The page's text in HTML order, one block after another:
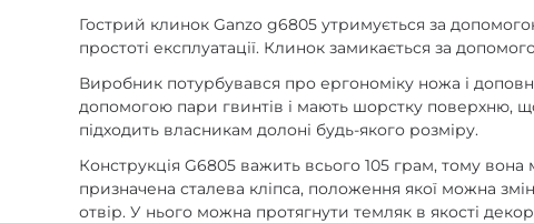
Гострий клинок Ganzo g6805 утримується за
простоті експлуатації. Клинок замикається за
Виробник потурбувався про ергономіку ножа і
допомогою пари гвинтів і мають шорстку поверхню,
підходить власникам долоні будь-якого розміру.
Конструкція G6805 важить всього 105 грам, тому вона
призначена сталева кліпса, положення якої можна
отвір. У нього можна протягнути темляк в якості